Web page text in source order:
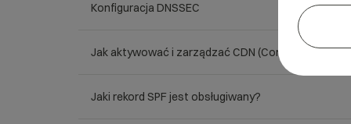
Konfiguracja DNSSEC
Jak aktywować i zarządzać CDN (Content Delivery
Jaki rekord SPF jest obsługiwany?